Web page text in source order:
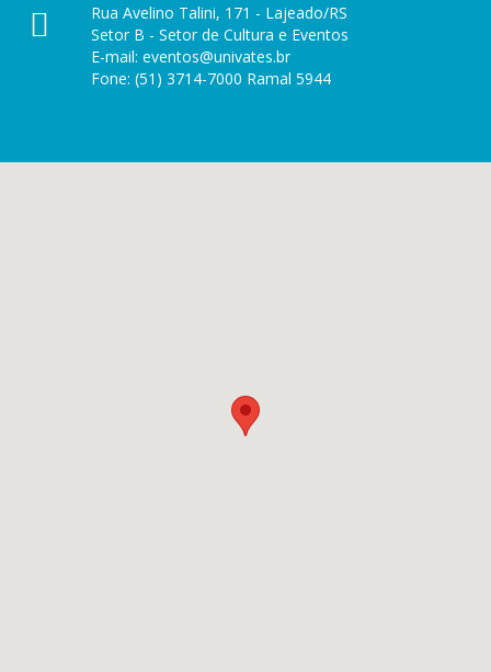
Rua Avelino Talini, 171 - Lajeado/RS
Setor B - Setor de Cultura e Eventos
E-mail: eventos@univates.br
Fone: (51) 3714-7000 Ramal 5944